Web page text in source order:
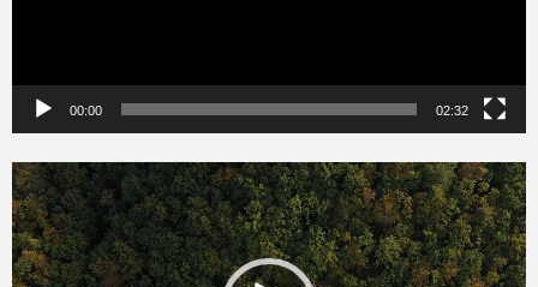
00:00 02:32
Videólejátszó